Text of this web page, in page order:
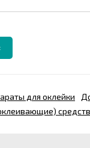
для оклейки